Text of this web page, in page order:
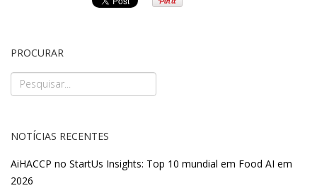
PROCURAR
NOTÍCIAS RECENTES
AiHACCP no StartUs Insights: Top 10 mundial em Food AI em
2026